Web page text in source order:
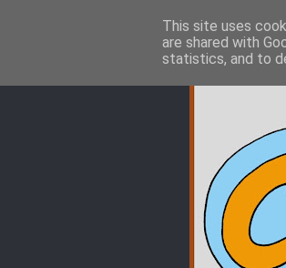
This site uses
are shared with
statistics, and to